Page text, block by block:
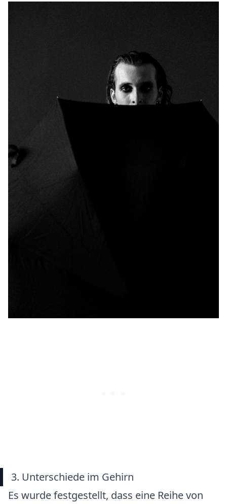
3. Unterschiede im Gehirn
Es wurde festgestellt, dass eine Reihe von